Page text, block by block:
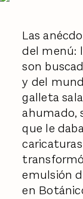
Las
del menú:
son
y del
galleta
ahumado,
que le
emulsión
en